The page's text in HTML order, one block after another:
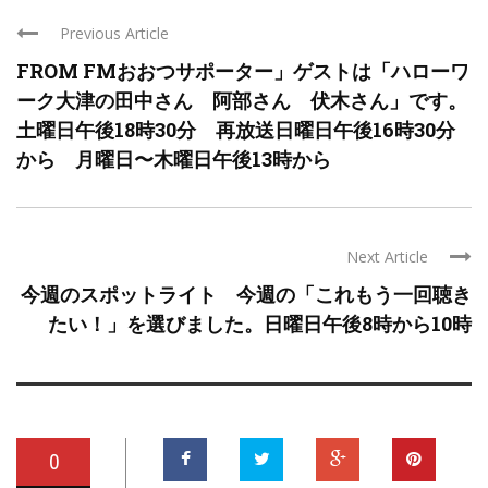
Previous Article
FROM FMおおつサポーター」ゲストは「ハローワ
ーク大津の田中さん 阿部さん 伏木さん」です。
土曜日午後18時30分 再放送日曜日午後16時30分
から 月曜日〜木曜日午後13時から
Next Article
今週のスポットライト 今週の「これもう一回聴き
たい！」を選びました。日曜日午後8時から10時
0